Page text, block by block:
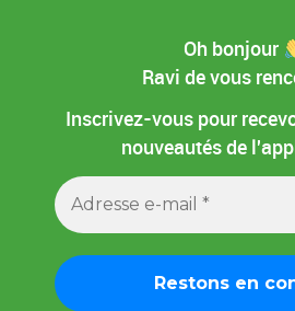
Oh bonjour
Ravi de vous
Inscrivez-vous pour
nouveautés de